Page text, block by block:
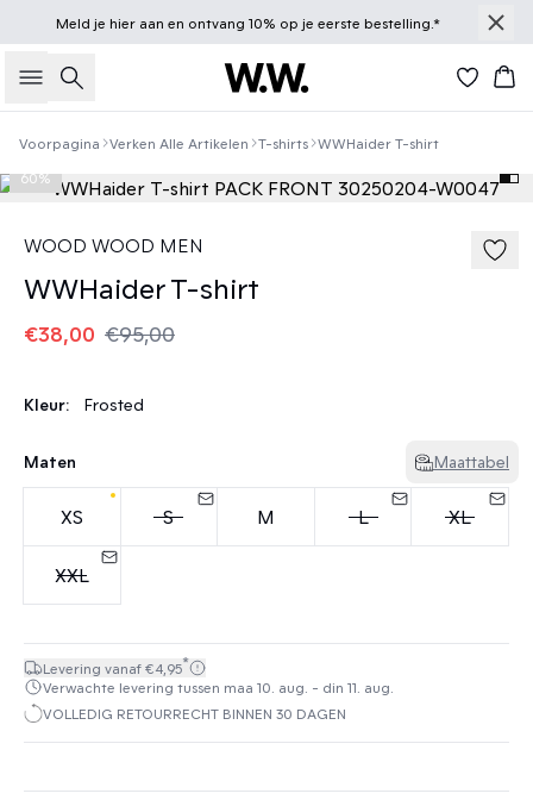
Meld je hieraan en ontvang 10% op je eerste bestelling.*
Zoeken
Voorpagina Verken Alle Artikelen T-shirts WWHaider T-shirt
60%
WOOD WOOD MEN
WWHaider T-shirt
€38,00 €95,00
Kleur: Frosted
Maten Maattabel
XS S M L XL
XXL
Levering vanaf €4,95*
Verwachte levering tussen maa 10. aug. - din 11. aug.
VOLLEDIG RETOURRECHT BINNEN 30 DAGEN